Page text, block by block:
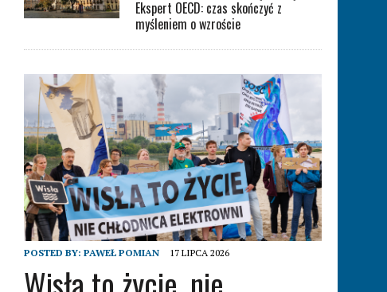
Ekspert OECD: czas skończyć z
myśleniem o wzroście
POSTED BY:PAWEŁ POMIAN 17 LIPCA 2026